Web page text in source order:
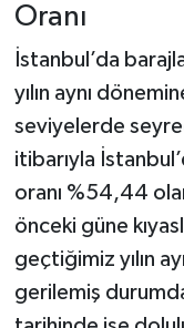
Oranı
İstanbul’da
yılın aynı
seviyelerde
itibarıyla
oranı %54,44
önceki güne
geçtiğimiz yılın
gerilemiş